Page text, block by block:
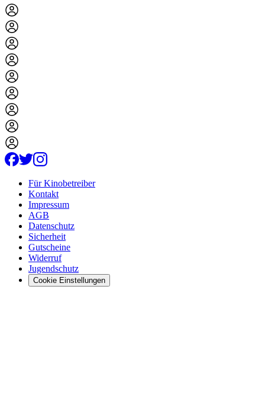
Für Kinobetreiber
Kontakt
Impressum
AGB
Datenschutz
Sicherheit
Gutscheine
Widerruf
Jugendschutz
Cookie Einstellungen